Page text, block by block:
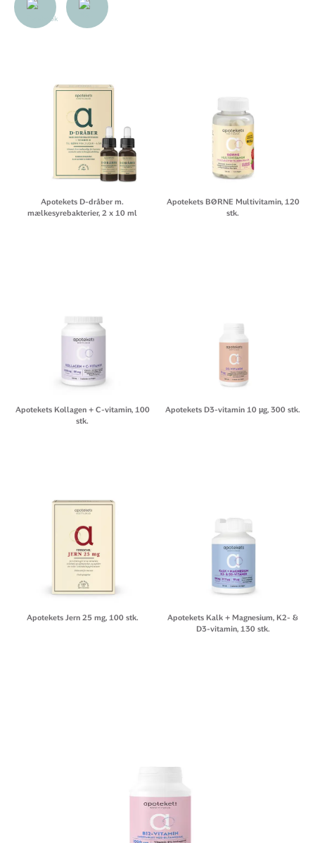
Apotekets D-dråber m.
mælkesyrebakterier, 2 x 10 ml
Apotekets BØRNE Multivitamin, 120
stk.
Apotekets Kollagen + C-vitamin, 100
stk.
Apotekets D3-vitamin 10 µg, 300 stk.
Apotekets Jern 25 mg, 100 stk.
Apotekets Kalk + Magnesium, K2- &
D3-vitamin, 130 stk.